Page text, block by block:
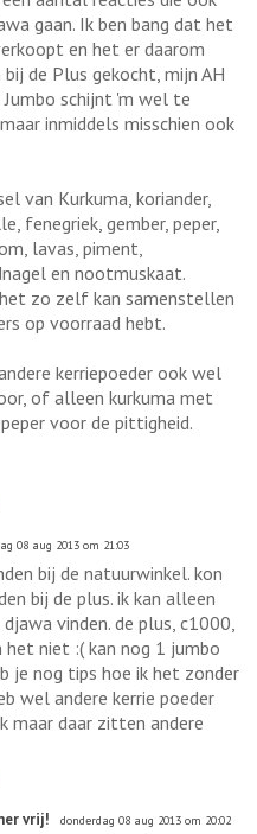
gaan. Ik ben bang dat het
en het er daarom
de Plus gekocht, mijn AH
schijnt 'm wel te
inmiddels misschien ook
van Kurkuma, koriander,
fenegriek, gember, peper,
lavas, piment,
en nootmuskaat.
zo zelf kan samenstellen
op voorraad hebt.
kerriepoeder ook wel
of alleen kurkuma met
voor de pittigheid.
08 aug 2013 om 21:03
bij de natuurwinkel. kon
bij de plus. ik kan alleen
vinden. de plus, c1000,
het niet :( kan nog 1 jumbo
je nog tips hoe ik het zonder
wel andere kerrie poeder
maar daar zitten andere
vrij! donderdag 08 aug 2013 om 20:02